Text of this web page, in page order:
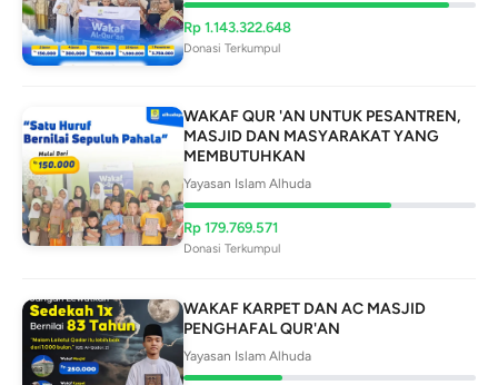
Rp 1.143.322.648
Donasi Terkumpul
WAKAF QUR 'AN UNTUK PESANTREN,
MASJID DAN MASYARAKAT YANG
MEMBUTUHKAN
Yayasan Islam Alhuda
Rp 179.769.571
Donasi Terkumpul
WAKAF KARPET DAN AC MASJID
PENGHAFAL QUR'AN
Yayasan Islam Alhuda